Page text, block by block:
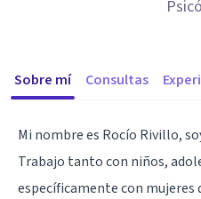
Sobre mí Consultas
Mi nombre es Rocío Rivillo,
Trabajo tanto con niños,
específicamente con mujeres